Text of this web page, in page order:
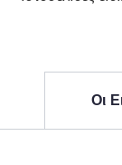
Οι